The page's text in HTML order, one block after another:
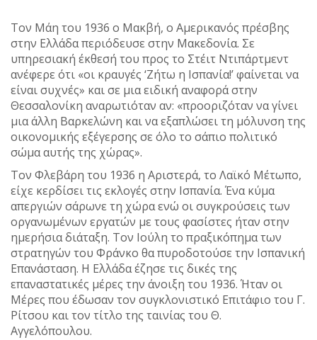
Τον Μάη του 1936 ο Μακβή, ο Αμερικανός πρέσβης
στην Ελλάδα περιόδευσε στην Μακεδονία. Σε
υπηρεσιακή έκθεσή του προς το Στέιτ Ντιπάρτμεντ
ανέφερε ότι «οι κραυγές ‘Ζήτω η Ισπανία!’ φαίνεται να
είναι συχνές» και σε μια ειδική αναφορά στην
Θεσσαλονίκη αναρωτιόταν αν: «προοριζόταν να γίνει
μια άλλη Βαρκελώνη και να εξαπλώσει τη μόλυνση της
οικονομικής εξέγερσης σε όλο το σάπιο πολιτικό
σώμα αυτής της χώρας».
Τον Φλεβάρη του 1936 η Αριστερά, το Λαϊκό Μέτωπο,
είχε κερδίσει τις εκλογές στην Ισπανία. Ένα κύμα
απεργιών σάρωνε τη χώρα ενώ οι συγκρούσεις των
οργανωμένων εργατών με τους φασίστες ήταν στην
ημερήσια διάταξη. Τον Ιούλη το πραξικόπημα των
στρατηγών του Φράνκο θα πυροδοτούσε την Ισπανική
Επανάσταση. Η Ελλάδα έζησε τις δικές της
επαναστατικές μέρες την άνοιξη του 1936. Ήταν οι
Μέρες που έδωσαν τον συγκλονιστικό Επιτάφιο του Γ.
Ρίτσου και τον τίτλο της ταινίας του Θ.
Αγγελόπουλου.